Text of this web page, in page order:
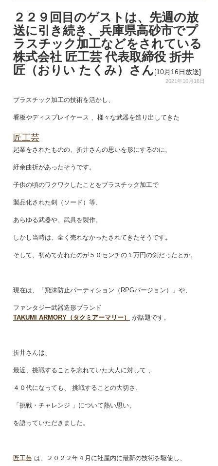
２２９回目のゲストは、先週の放
送に引き続き、兵庫県高砂市でプ
ラスチック加工などをされている
株式会社 匠工芸 代表取締役 折井
匠（おりい たくみ）さん[10月16日放送]
2021年10月16日
プラスチック加工の技術を活かし、
看板やディスプレイケース 、様々な武器を造り出してきた
匠工芸
起業をされたものの、折井さんの思いを形にするのに、
紆余曲折があったそうです。
子供の頃のワクワクしたことをプラスチック加工で
製品化された剣（ソード）等、
あらゆる武器や、武具を製作。
しかし当時は、全く売れなかったされてきたそうです。
そして、初めて売れたのが５０センチの１万円の剣だったとか。
現在は、「飛沫防止パーティション（RPGバージョン）」や、
ファンタジー武器造形ブランド
TAKUMI ARMORY（タクミアーマリー）
が話題です。
折井さんは、
最近、挑戦することを忘れていた大人に対して
４０代になっても、 挑戦することの大切さ、
「挑戦・チャレンジ 」について熱い思い、
を語っていただきました。
匠工芸 は、２０２２年４月に社屋内に最新の技術を駆使し、